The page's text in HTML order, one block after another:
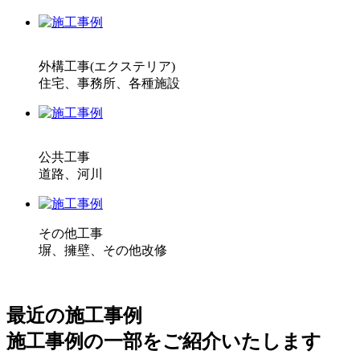
外構工事(エクステリア)
住宅、事務所、各種施設
公共工事
道路、河川
その他工事
塀、擁壁、その他改修
最近の施工事例
施工事例の一部をご紹介いたします